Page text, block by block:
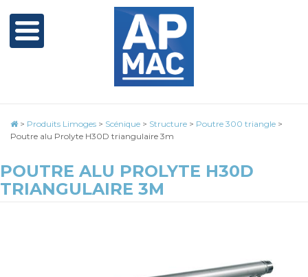
> Produits Limoges > Scénique > Structure > Poutre 300 triangle >
Poutre alu Prolyte H30D triangulaire 3m
POUTRE ALU PROLYTE H30D
TRIANGULAIRE 3M